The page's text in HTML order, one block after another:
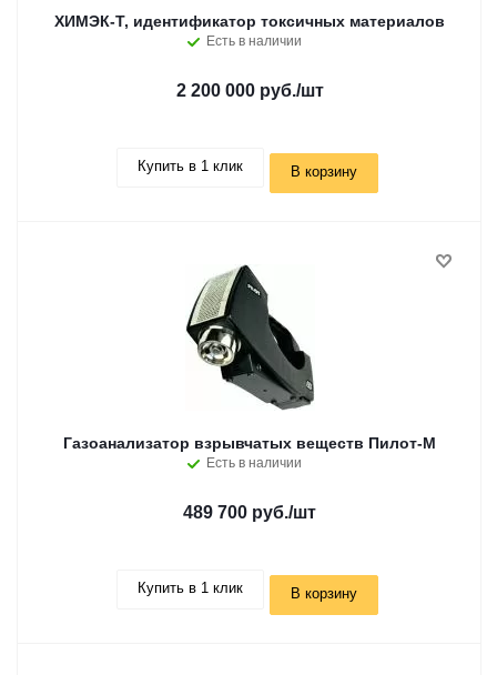
ХИМЭК-Т, идентификатор токсичных материалов
Есть в наличии
2 200 000 руб./шт
Купить в 1 клик В корзину
Газоанализатор взрывчатых веществ Пилот-М
Есть в наличии
489 700 руб./шт
Купить в 1 клик В корзину